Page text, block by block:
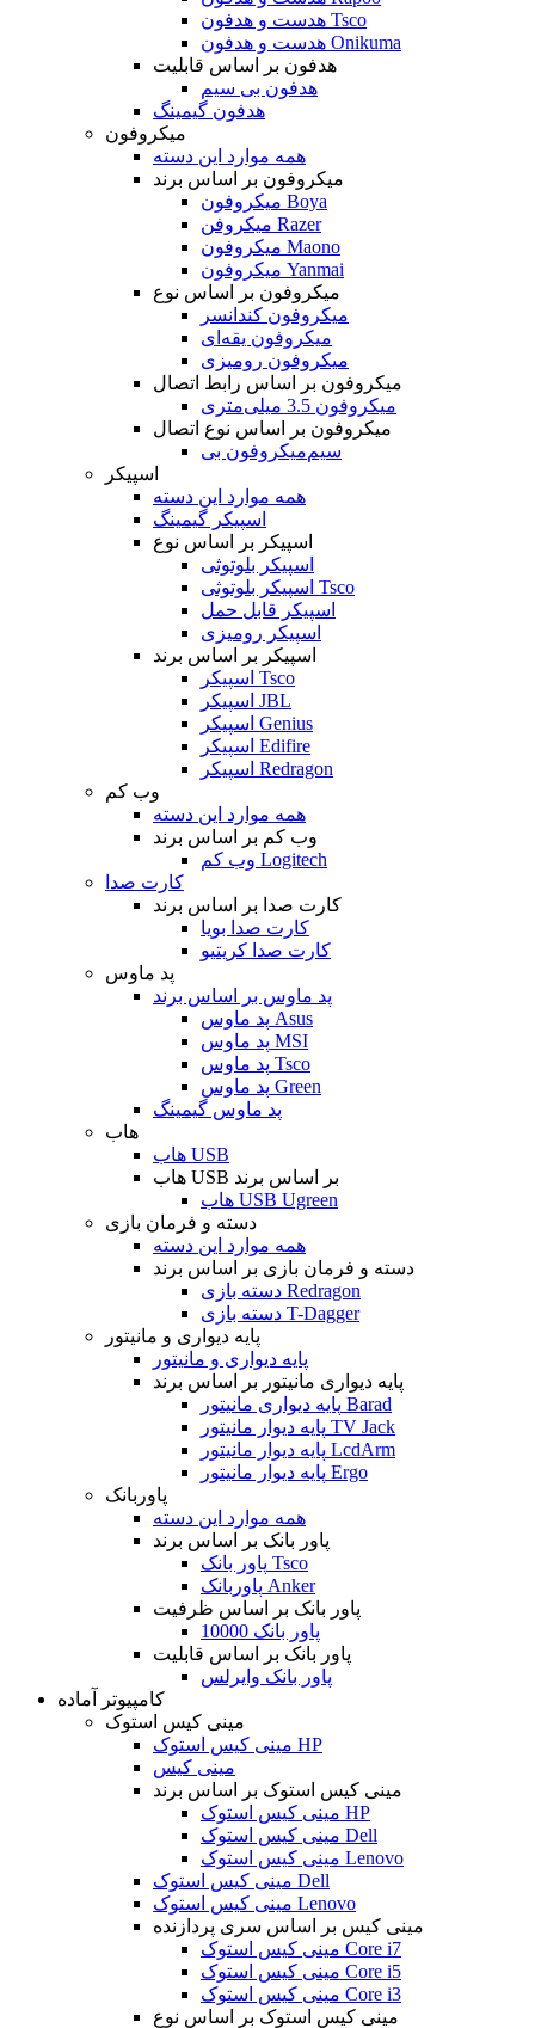
هدست و هدفون Tsco
هدست و هدفون Onikuma
هدفون بر اساس قابلیت
هدفون بی سیم
هدفون گیمینگ
میکروفون
همه موارد این دسته
میکروفون بر اساس برند
میکروفون Boya
میکروفن Razer
میکروفون Maono
میکروفون Yanmai
میکروفون بر اساس نوع
میکروفون کندانسر
میکروفون یقه‌ای
میکروفون رومیزی
میکروفون بر اساس رابط اتصال
میکروفون 3.5 میلی‌متری
میکروفون بر اساس نوع اتصال
میکروفون بی‌‎سیم
اسپیکر
همه موارد این دسته
اسپیکر گیمینگ
اسپیکر بر اساس نوع
اسپیکر بلوتوثی
اسپیکر بلوتوثی Tsco
اسپیکر قابل حمل
اسپیکر رومیزی
اسپیکر بر اساس برند
اسپیکر Tsco
اسپیکر JBL
اسپیکر Genius
اسپیکر Edifire
اسپیکر Redragon
وب کم
همه موارد این دسته
وب کم بر اساس برند
وب کم Logitech
کارت صدا
کارت صدا بر اساس برند
کارت صدا بویا
کارت صدا کریتیو
پد ماوس
پد ماوس بر اساس برند
پد ماوس Asus
پد ماوس MSI
پد ماوس Tsco
پد ماوس Green
پد ماوس گیمینگ
هاب
هاب USB
هاب USB بر اساس برند
هاب USB Ugreen
دسته و فرمان بازی
همه موارد این دسته
دسته و فرمان بازی بر اساس برند
دسته بازی Redragon
دسته بازی T-Dagger
پایه دیواری و مانیتور
پایه دیواری و مانیتور
پایه دیواری مانیتور بر اساس برند
پایه دیواری مانیتور Barad
پایه دیوار مانیتور TV Jack
پایه دیوار مانیتور LcdArm
پایه دیوار مانیتور Ergo
پاوربانک
همه موارد این دسته
پاور بانک بر اساس برند
پاور بانک Tsco
پاوربانک Anker
پاور بانک بر اساس ظرفیت
پاور بانک 10000
پاور بانک بر اساس قابلیت
پاور بانک وایرلس
کامپیوتر آماده
مینی کیس استوک
مینی کیس استوک HP
مینی کیس
مینی کیس استوک بر اساس برند
مینی کیس استوک HP
مینی کیس استوک Dell
مینی کیس استوک Lenovo
مینی کیس استوک Dell
مینی کیس استوک Lenovo
مینی کیس بر اساس سری پردازنده
مینی کیس استوک Core i7
مینی کیس استوک Core i5
مینی کیس استوک Core i3
مینی کیس استوک بر اساس نوع